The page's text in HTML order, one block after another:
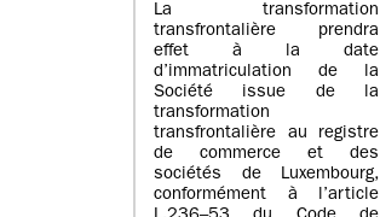
La transformation
transfrontalière prendra
effet à la date
d’immatriculation de la
Société issue de la
transformation
transfrontalière au registre
de commerce et des
sociétés de Luxembourg,
conformément à l’article